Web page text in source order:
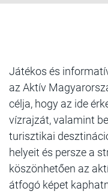
Játékos és
az Aktív
célja, hogy az ide
vízrajzát, valamint
turisztikai
helyeit és persze a
köszönhetően az
átfogó képet